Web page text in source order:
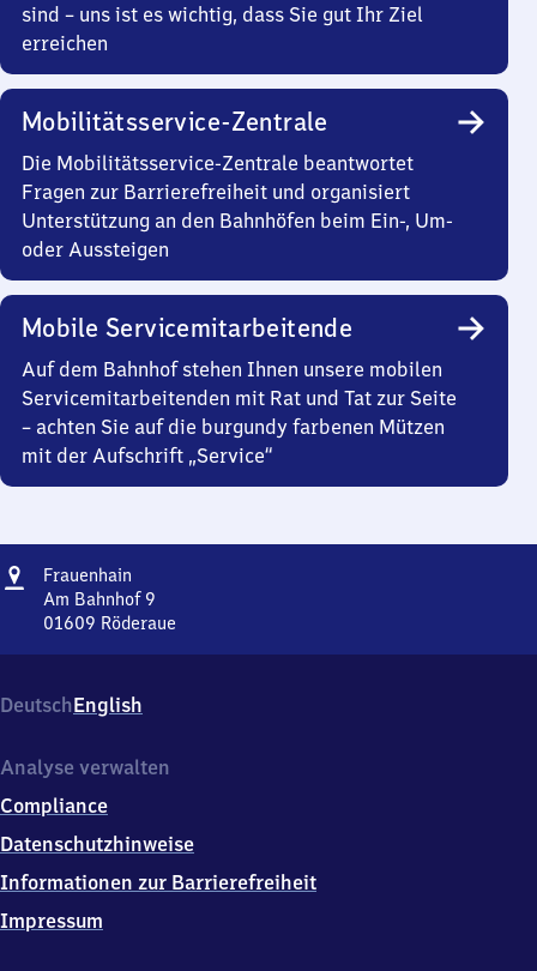
sind – uns ist es wichtig, dass Sie gut Ihr Ziel
erreichen
Mobilitätsservice-Zentrale
Die Mobilitätsservice-Zentrale beantwortet
Fragen zur Barrierefreiheit und organisiert
Unterstützung an den Bahnhöfen beim Ein-, Um-
oder Aussteigen
Mobile Servicemitarbeitende
Auf dem Bahnhof stehen Ihnen unsere mobilen
Servicemitarbeitenden mit Rat und Tat zur Seite
– achten Sie auf die burgundy farbenen Mützen
mit der Aufschrift „Service“
Adresse
Frauenhain
Am Bahnhof 9
01609 Röderaue
Bahnhof
9,
1
0
9
DeutschEnglish
Analyse verwalten
Compliance
Datenschutzhinweise
Informationen zur Barrierefreiheit
Impressum